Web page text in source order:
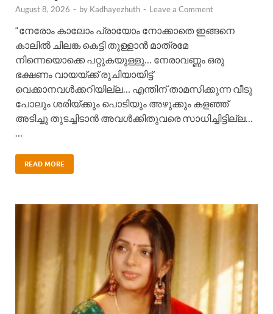
August 8, 2026 - by Kadhayezhuth - Leave a Comment
“നേരോം കാലോം പ്രായോം നോക്കാതെ ഇങ്ങനെ
കാലിൽ ചിലങ്ക കെട്ടി തുള്ളാൻ മാത്രമേ
നിന്നെയൊക്കെ പറ്റുകയുള്ളു… നേരാവണ്ണം ഒരു
ഭക്ഷണം വായയ്ക്ക് രുചിയായിട്ട്
വെക്കാനവൾക്കറിയില്ല… എന്തിന് താമസിക്കുന്ന വീടു
പോലും ശരിയ്ക്കും പൊടിയും അഴുക്കും കളഞ്ഞ്
അടിച്ചു തുടച്ചിടാൻ അവൾക്കിതുവരെ സാധിച്ചിട്ടില്ല…
READ MORE